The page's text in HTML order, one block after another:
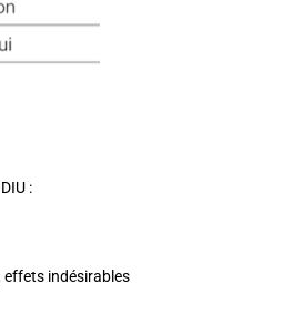
:
effets indésirables